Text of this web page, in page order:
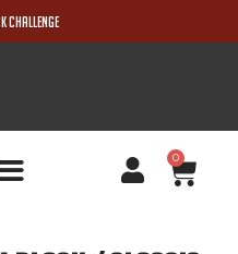
CHALLENGE
0